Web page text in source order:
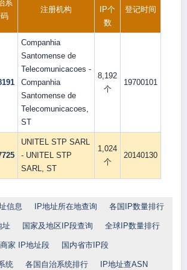
系
注册机构
IP个
数
登记时间
Companhia
Santomense de
Telecomunicacoes -
Companhia
Santomense de
Telecomunicacoes,
ST
8,192
个
19700101
UNITEL STP SARL
- UNITEL STP
SARL, ST
1,024
个
20140130
信息 IP地址所在地查询 各国IP数量排行
址 国家及地区IP段查询 全球IP数量排行
家 IP地址段 国内省市IP段
统 各国自治系统排行 IP地址查ASN